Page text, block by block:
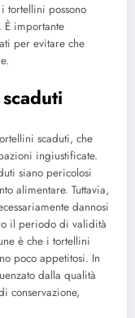
tortellini possono
È importante
per evitare che
scaduti, che
ingiustificate.
siano pericolosi
alimentare. Tuttavia,
dannosi
il periodo di validità
è che i tortellini
poco appetitosi. In
dalla qualità
conservazione,